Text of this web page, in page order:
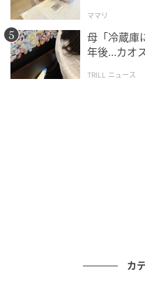
元気いっぱい過ぎたの
ママリ
母「冷蔵庫
年後…カオ
TRILL ニュース
カ